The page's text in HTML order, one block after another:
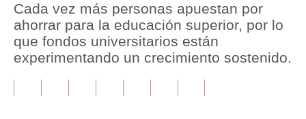
Política
Tu Dinero
Finanzas Personales
Cada vez más personas apuestan por
ahorrar para la educación superior, por lo
que fondos universitarios están
experimentando un crecimiento sostenido.